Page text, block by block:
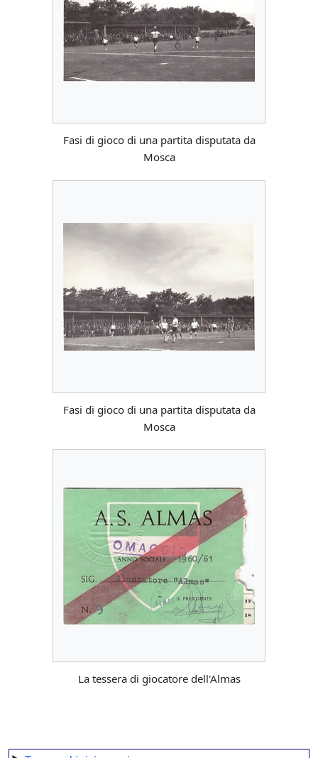
Fasi di gioco di una partita disputata da
Mosca
Fasi di gioco di una partita disputata da
Mosca
La tessera di giocatore dell'Almas